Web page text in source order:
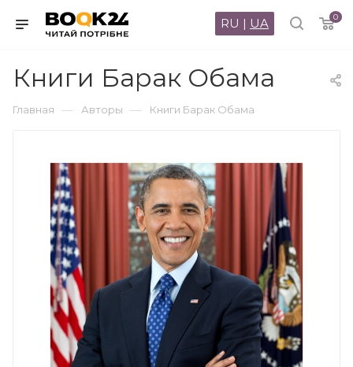
0
RU | UA
Книги Барак Обама
Главная — Авторы — Книги Барак Обама